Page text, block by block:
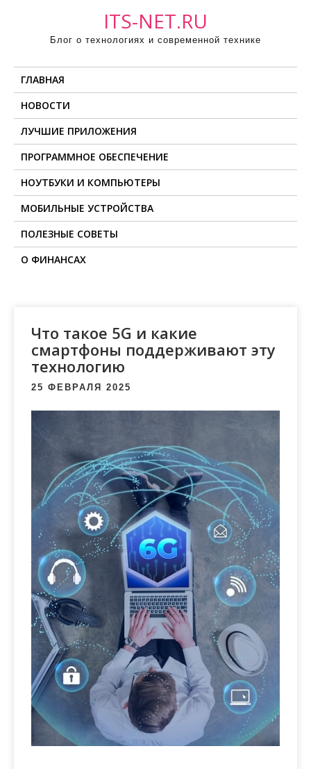
ITS-NET.RU
Блог о технологиях и современной технике
ГЛАВНАЯ
НОВОСТИ
ЛУЧШИЕ ПРИЛОЖЕНИЯ
ПРОГРАММНОЕ ОБЕСПЕЧЕНИЕ
НОУТБУКИ И КОМПЬЮТЕРЫ
МОБИЛЬНЫЕ УСТРОЙСТВА
ПОЛЕЗНЫЕ СОВЕТЫ
О ФИНАНСАХ
Что такое 5G и какие
смартфоны поддерживают эту
технологию
25 ФЕВРАЛЯ 2025